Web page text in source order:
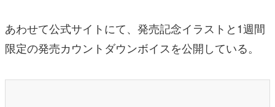
あわせて公式サイトにて、発売記念イラストと1週間
限定の発売カウントダウンボイスを公開している。